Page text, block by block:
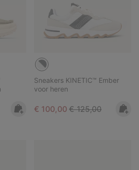
Sneakers KINETIC™ Ember
voor heren
Sale price:
€ 100,00 Regular price:
€ 125,00